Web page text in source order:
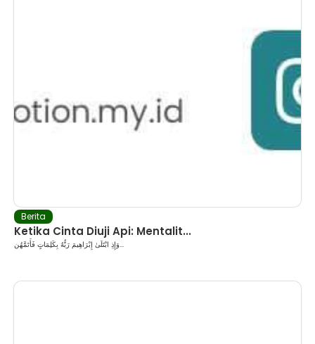
Berita
Ketika Cinta Diuji Api: Mentalit...
وَإِذِ ابْتَلَىٰ إِبْرَاهِيمَ رَبُّهُ بِكَلِمَاتٍ فَأَتَمَّهُن...